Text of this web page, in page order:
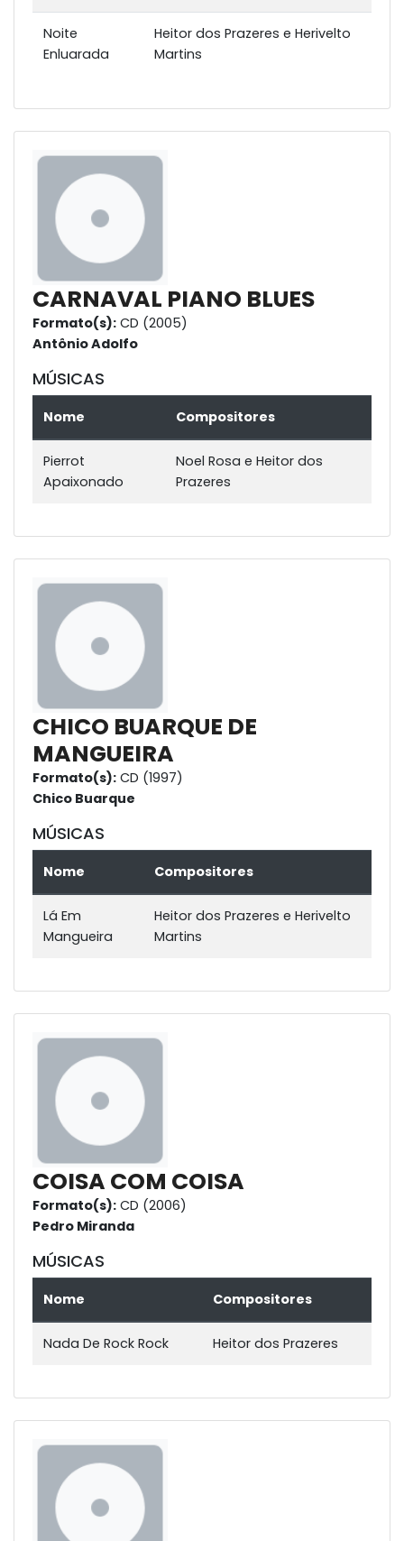
Noite
Enluarada
Heitor dos Prazeres e Herivelto
Martins
CARNAVAL PIANO BLUES
Formato(s): CD (2005)
Antônio Adolfo
MÚSICAS
Nome Compositores
Pierrot
Apaixonado
Noel Rosa e Heitor dos
Prazeres
CHICO BUARQUE DE
MANGUEIRA
Formato(s): CD (1997)
Chico Buarque
MÚSICAS
Nome Compositores
Lá Em
Mangueira
Heitor dos Prazeres e Herivelto
Martins
COISA COM COISA
Formato(s): CD (2006)
Pedro Miranda
MÚSICAS
Nome Compositores
Nada De Rock Rock Heitor dos Prazeres